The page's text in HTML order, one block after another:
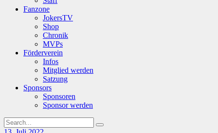
Fanzone
JokersTV
Shop
Chronik
MVPs
Förderverein
Infos
Mitglied werden
Satzung
Sponsors
Sponsoren
Sponsor werden